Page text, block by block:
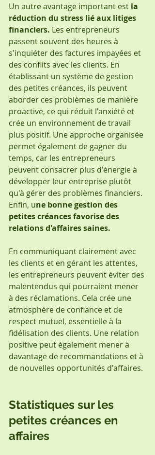
Un autre avantage important est la
réduction du stress lié aux litiges
financiers. Les entrepreneurs
passent souvent des heures à
s'inquiéter des factures impayées et
des conflits avec les clients. En
établissant un système de gestion
des petites créances, ils peuvent
aborder ces problèmes de manière
proactive, ce qui réduit l'anxiété et
crée un environnement de travail
plus positif. Une approche organisée
permet également de gagner du
temps, car les entrepreneurs
peuvent consacrer plus d'énergie à
développer leur entreprise plutôt
qu'à gérer des problèmes financiers.
Enfin, une bonne gestion des
petites créances favorise des
relations d'affaires saines.
En communiquant clairement avec
les clients et en gérant les attentes,
les entrepreneurs peuvent éviter des
malentendus qui pourraient mener
à des réclamations. Cela crée une
atmosphère de confiance et de
respect mutuel, essentielle à la
fidélisation des clients. Une relation
positive peut également mener à
davantage de recommandations et à
de nouvelles opportunités d'affaires.
Statistiques sur les
petites créances en
affaires